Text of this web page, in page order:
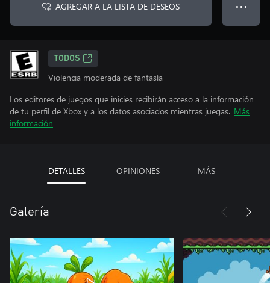
AGREGAR A LA LISTA DE DESEOS ● ● ●
TODOS
Violencia moderada de fantasía
Los editores de juegos que inicies recibirán acceso a la información
de tu perfil de Xbox y a los datos asociados mientras juegas. Más
información
DETALLES OPINIONES MÁS
Galería